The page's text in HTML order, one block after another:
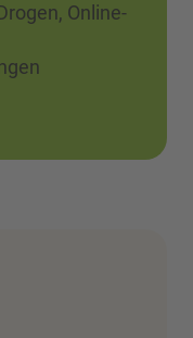
Online-